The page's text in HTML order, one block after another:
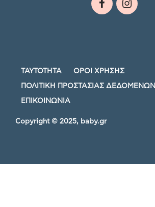
ΤΑΥΤΟΤΗΤΑ ΟΡΟΙ ΧΡΗΣΗΣ
ΠΟΛΙΤΙΚΗ ΠΡΟΣΤΑΣΙΑΣ ΔΕΔΟΜΕΝΩΝ
ΕΠΙΚΟΙΝΩΝΙΑ
Copyright © 2025, baby.gr